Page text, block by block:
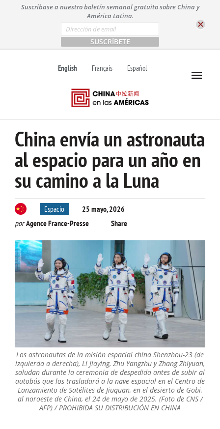
t
Suscríbase a nuestro boletín semanal gratuito sobre China y
América Latina.
E
m
a
i
*
English Français Español
China envía un astronauta
al espacio para un año en
su camino a la Luna
Espacio
25 mayo, 2026
porAgence France-Presse Share
Los astronautas de la misión espacial china Shenzhou-23 (de
izquierda a derecha), Li Jiaying, Zhu Yangzhu y Zhang Zhiyuan,
saludan durante la ceremonia de despedida antes de subir al
autobús que los trasladará a la nave espacial en el Centro de
Lanzamiento de Satélites de Jiuquan, en el desierto de Gobi,
al noroeste de China, el 24 de mayo de 2025. (Foto de CNS /
AFP) / PROHIBIDA SU DISTRIBUCIÓN EN CHINA